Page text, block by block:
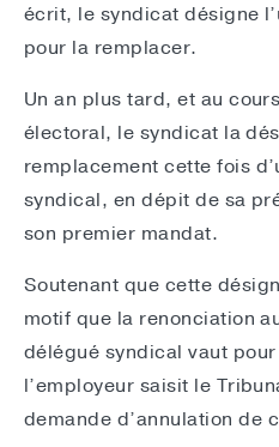
écrit, le syndicat désigne
pour la remplacer.
Un an plus tard, et au
électoral, le syndicat la
remplacement cette fois
syndical, en dépit de sa
son premier mandat.
Soutenant que cette
motif que la renonciation
délégué syndical vaut
l’employeur saisit le
demande d’annulation de